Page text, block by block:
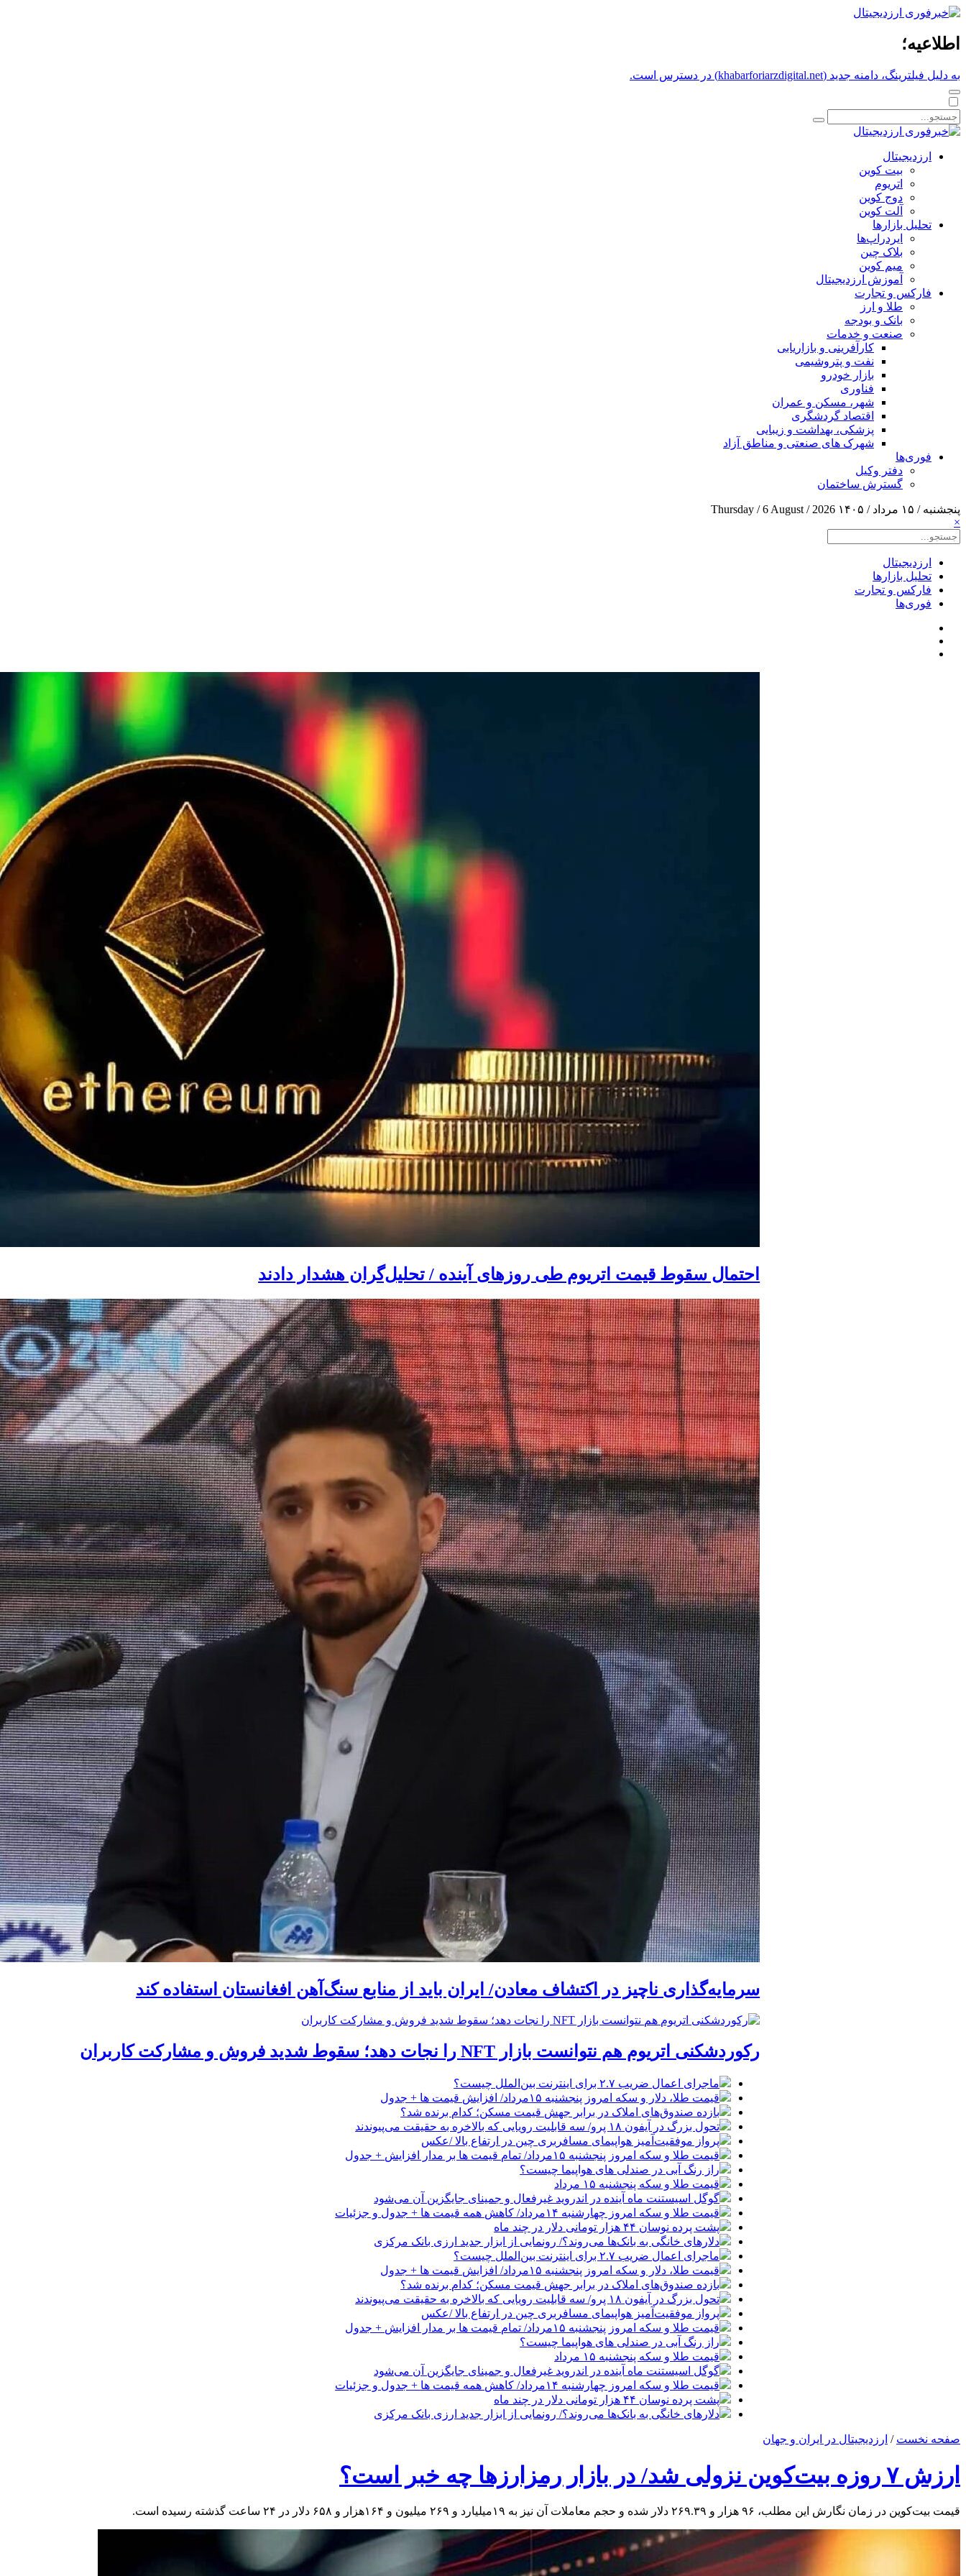
اطلاعیه؛
به دلیل فیلترینگ، دامنه جدید (khabarforiarzdigital.net) در دسترس است.
ارزدیجیتال
بیت کوین
اتریوم
دوج کوین
آلت کوین
تحلیل بازارها
ایردراپ‌ها
بلاک چین
میم کوین‌
آموزش ارزدیجیتال
فارکس و تجارت
طلا و ارز
بانک و بودجه
صنعت و خدمات
کارآفرینی و بازاریابی
نفت و پتروشیمی
بازار خودرو
فناوری
شهر، مسکن و عمران
اقتصاد گردشگری
پزشکی، بهداشت و زیبایی
شهرک های صنعتی و مناطق آزاد
فوری‌ها
دفتر وکیل
گسترش ساختمان
پنجشنبه / ۱۵ مرداد / ۱۴۰۵
Thursday / 6 August / 2026
×
ارزدیجیتال
تحلیل بازارها
فارکس و تجارت
فوری‌ها
احتمال سقوط قیمت اتریوم طی روزهای آینده / تحلیل‌گران هشدار دادند
سرمایه‌گذاری ناچیز در اکتشاف معادن/ ایران باید از منابع سنگ‌آهن افغانستان استفاده کند
رکوردشکنی اتریوم هم نتوانست بازار NFT را نجات دهد؛ سقوط شدید فروش و مشارکت کاربران
ماجرای اعمال ضریب ۲.۷ برای اینترنت بین‌الملل چیست؟
قیمت طلا، دلار و سکه امروز پنجشنبه ۱۵مرداد/ افزایش قیمت ها + جدول
بازده صندوق‌های املاک در برابر جهش قیمت مسکن؛ کدام برنده شد؟
تحول بزرگ در آیفون ۱۸ پرو/ سه قابلیت رویایی که بالاخره به حقیقت می‌پیوندند
پرواز موفقیت‌آمیز هواپیمای مسافربری چین در ارتفاع بالا /عکس
قیمت طلا و سکه امروز پنجشنبه ۱۵مرداد/ تمام قیمت ها بر مدار افزایش + جدول
راز رنگ آبی در صندلی های هواپیما چیست؟
قیمت طلا و سکه پنجشنبه ۱۵ مرداد
گوگل اسیستنت ماه آینده در اندروید غیرفعال و جمینای جایگزین آن می‌شود
قیمت طلا و سکه امروز چهارشنبه ۱۴مرداد/ کاهش همه قیمت ها + جدول و جزئیات
پشت پرده نوسان ۴۴ هزار تومانی دلار در چند ماه
دلارهای خانگی به بانک‌ها می‌روند؟/ رونمایی از ابزار جدید ارزی بانک مرکزی
ماجرای اعمال ضریب ۲.۷ برای اینترنت بین‌الملل چیست؟
قیمت طلا، دلار و سکه امروز پنجشنبه ۱۵مرداد/ افزایش قیمت ها + جدول
بازده صندوق‌های املاک در برابر جهش قیمت مسکن؛ کدام برنده شد؟
تحول بزرگ در آیفون ۱۸ پرو/ سه قابلیت رویایی که بالاخره به حقیقت می‌پیوندند
پرواز موفقیت‌آمیز هواپیمای مسافربری چین در ارتفاع بالا /عکس
قیمت طلا و سکه امروز پنجشنبه ۱۵مرداد/ تمام قیمت ها بر مدار افزایش + جدول
راز رنگ آبی در صندلی های هواپیما چیست؟
قیمت طلا و سکه پنجشنبه ۱۵ مرداد
گوگل اسیستنت ماه آینده در اندروید غیرفعال و جمینای جایگزین آن می‌شود
قیمت طلا و سکه امروز چهارشنبه ۱۴مرداد/ کاهش همه قیمت ها + جدول و جزئیات
پشت پرده نوسان ۴۴ هزار تومانی دلار در چند ماه
دلارهای خانگی به بانک‌ها می‌روند؟/ رونمایی از ابزار جدید ارزی بانک مرکزی
صفحه نخست / ارزدیجیتال در ایران و جهان
ارزش ۷ روزه بیت‌کوین نزولی شد/ در بازار رمزارزها چه خبر است؟
قیمت بیت‌کوین در زمان نگارش این مطلب، ۹۶ هزار و ۲۶۹.۳۹ دلار شده و حجم معاملات آن نیز به ۱۹میلیارد و ۲۶۹ میلیون و ۱۶۴هزار و ۶۵۸ دلار در ۲۴ ساعت گذشته رسیده است.